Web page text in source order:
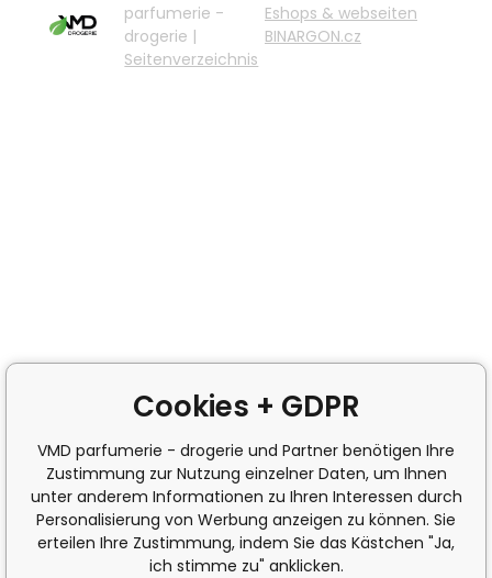
parfumerie -
drogerie |
Seitenverzeichnis
Eshops & webseiten
BINARGON.cz
Cookies + GDPR
VMD parfumerie - drogerie und Partner benötigen Ihre
Zustimmung zur Nutzung einzelner Daten, um Ihnen
unter anderem Informationen zu Ihren Interessen durch
Personalisierung von Werbung anzeigen zu können. Sie
erteilen Ihre Zustimmung, indem Sie das Kästchen "Ja,
ich stimme zu" anklicken.